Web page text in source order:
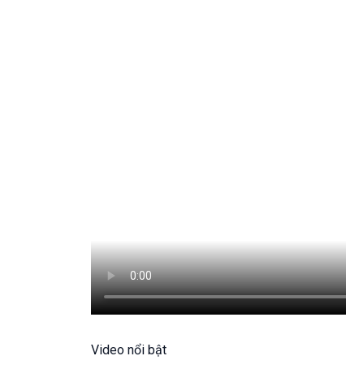
Video nổi bật